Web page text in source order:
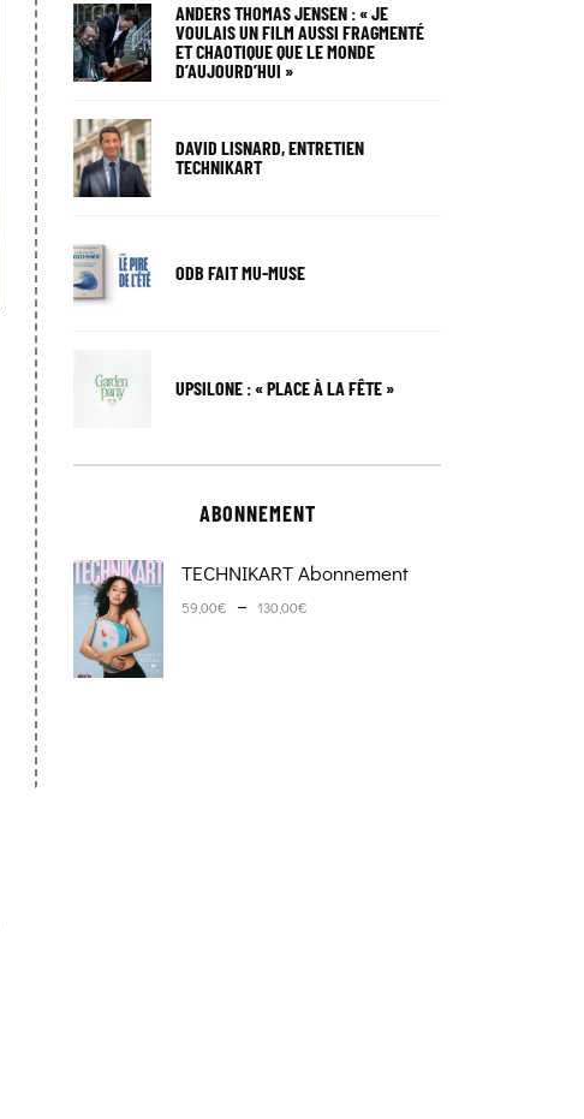
ANDERS THOMAS JENSEN : « JE
VOULAIS UN FILM AUSSI FRAGMENTÉ
ET CHAOTIQUE QUE LE MONDE
D’AUJOURD’HUI »
DAVID LISNARD, ENTRETIEN
TECHNIKART
ODB FAIT MU-MUSE
UPSILONE : « PLACE À LA FÊTE »
ABONNEMENT
TECHNIKART Abonnement
59,00€ – 130,00€